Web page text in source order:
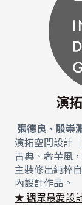
演
張德良、殷崇
演拓空間設計
古典、奢華風
主裝修出純粹
內設計作品。
★ 觀眾最愛設